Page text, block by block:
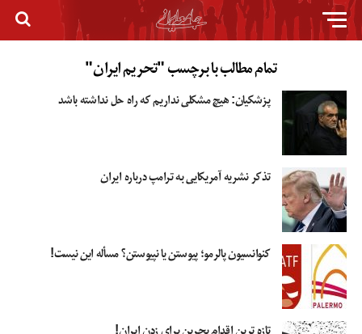
تمام مطالب با برچسب "تحریم ایران"
پزشکیان: هیچ مشکلی نداریم که راه حل نداشته باشد
تذکر نشریه آمریکایی به ترامپ درباره ایران
کنوانسیون پالرمو؛ پیوستن یا نپیوستن؟ مسأله این نیست!